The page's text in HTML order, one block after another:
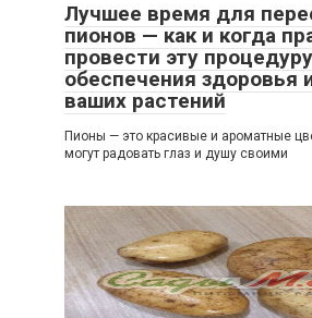
Лучшее время для
пионов — как и когда
провести эту
обеспечения здоровья
ваших растений
Пионы — это красивые и ароматные
могут радовать глаз и душу своими